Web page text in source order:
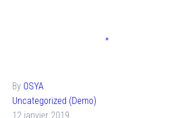
By OSYA
Uncategorized (Demo)
12 janvier 2019